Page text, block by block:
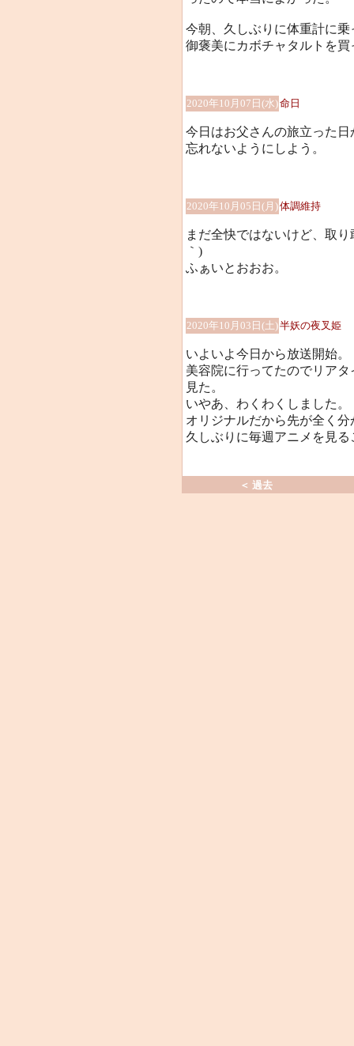
今朝、久しぶりに体重計に
御褒美にカボチャタルトを
2020年10月07日(水)命日
今日はお父さんの旅立った
忘れないようにしよう。
2020年10月05日(月)体調維持
まだ全快ではないけど、取
｀)
ふぁいとおおお。
2020年10月03日(土)半妖の夜叉姫
いよいよ今日から放送開始。
美容院に行ってたのでリア
見た。
いやあ、わくわくしました。
オリジナルだから先が全く
久しぶりに毎週アニメを見
＜ 過去